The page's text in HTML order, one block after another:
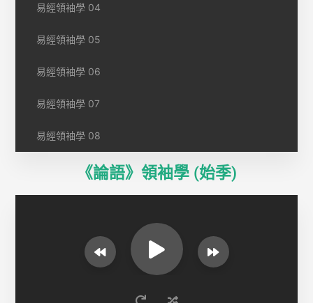
易經領袖學 04
易經領袖學 05
易經領袖學 06
易經領袖學 07
易經領袖學 08
《論語》領袖學 (始季)